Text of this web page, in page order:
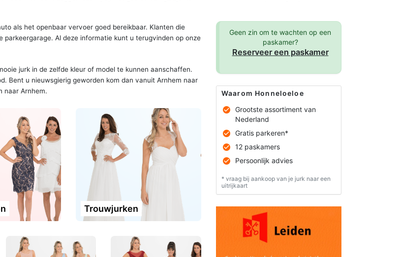
als het openbaar vervoer goed bereikbaar. Klanten die
Al deze informatie kunt u terugvinden op onze
jurk in de zelfde kleur of model te kunnen aanschaffen.
Bent u nieuwsgierig geworden kom dan vanuit Arnhem naar
naar Arnhem.
Trouwjurken
Geen zin om te wachten op een
paskamer?
Reserveer een paskamer
Waarom Honneloeloe
Grootste assortiment van
Nederland
Gratis parkeren*
12 paskamers
Persoonlijk advies
* vraag bij aankoop van je jurk naar een
uitrijkaart